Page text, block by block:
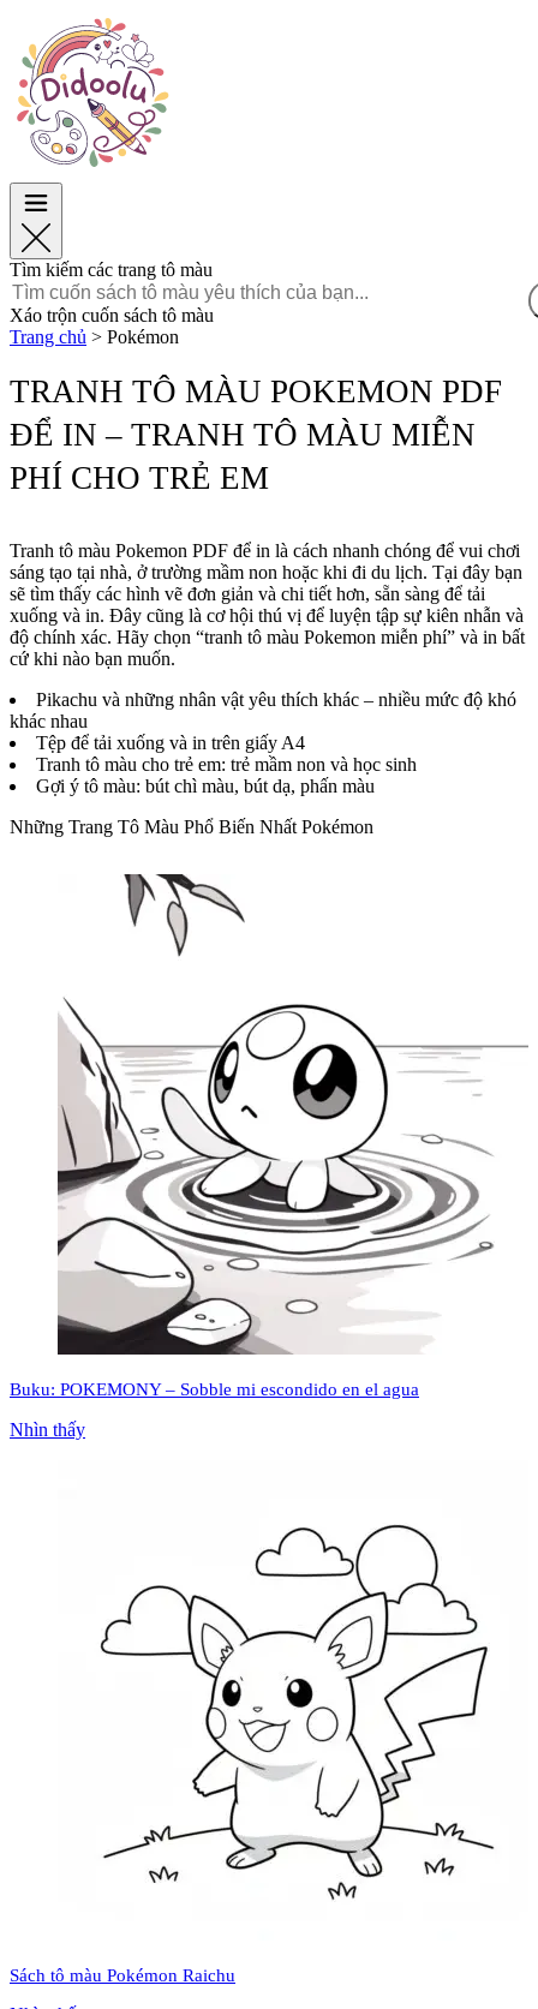
Phục Sinh
TOP Danh mục
Dành cho bé trai
Dành cho bé gái
Tiếng Việt
POLSKI
ENGLISH
FRANÇAIS
MALAGASY
VIỆT
Phục Sinh
TOP Danh mục
Dành cho bé trai
Dành cho bé gái
Tìm kiếm các trang tô màu
Xáo trộn cuốn sách tô màu
Trang chủ > Pokémon
TRANH TÔ MÀU POKEMON PDF
ĐỂ IN – TRANH TÔ MÀU MIỄN
PHÍ CHO TRẺ EM
Tranh tô màu Pokemon PDF để in là cách nhanh chóng để vui chơi
sáng tạo tại nhà, ở trường mầm non hoặc khi đi du lịch. Tại đây bạn
sẽ tìm thấy các hình vẽ đơn giản và chi tiết hơn, sẵn sàng để tải
xuống và in. Đây cũng là cơ hội thú vị để luyện tập sự kiên nhẫn và
độ chính xác. Hãy chọn “tranh tô màu Pokemon miễn phí” và in bất
cứ khi nào bạn muốn.
Pikachu và những nhân vật yêu thích khác – nhiều mức độ khó
khác nhau
Tệp để tải xuống và in trên giấy A4
Tranh tô màu cho trẻ em: trẻ mầm non và học sinh
Gợi ý tô màu: bút chì màu, bút dạ, phấn màu
Những Trang Tô Màu Phổ Biến Nhất Pokémon
Buku: POKEMONY – Sobble mi escondido en el agua
Nhìn thấy
Sách tô màu Pokémon Raichu